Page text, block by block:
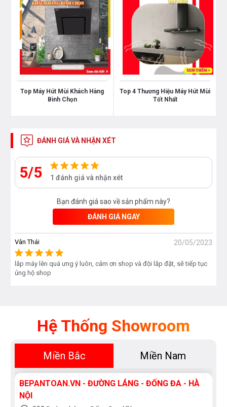
Chế độ hút khử mùi linh hoạt:
Bạn có thể lắp đặt song song và lựa chọn 1 trong 2
cách khử mùi đi kèm là hút khử trực tiếp qua ống xả φ
150 mm dẫn ra môi trường bên ngoài qua đường hoặc
lọc tuần hoàn bằng than hoạt tính.
Có thể nói, máy hút mùi ống khói Teka DS 90 với kiểu
dáng hiện đại, điều khiển nhanh nhạy, vừa có tính thẩm
mỹ cao. Sản phẩm có kích thước khá đa dạng là 700
và 900 mm nên phù hợp lắp đặt trong mọi gian bếp từ
0976665669 - 0912331335để có giá tốt nhất hoặc
được tư vấn tốt nhất từ các nhân viên bán hàng
của chúng tôi
Top Máy Hút Mùi Khách Hàng
Bình Chọn
Top 4 Thương Hiệu Máy Hút Mùi
Tốt Nhất
ĐÁNH GIÁ VÀ NHẬN XÉT
5/5 1 đánh giá và nhận xét
Bạn đánh giá sao về sản phẩm này?
ĐÁNH GIÁ NGAY
Vân Thái 20/05/2023
lắp máy lên quá ưng ý luôn, cảm ơn shop và đội lắp đặt, sẽ tiếp tục
ủng hộ shop
Hệ Thống Showroom
Miền Bắc Miền Nam
BEPANTOAN.VN - ĐƯỜNG LÁNG - ĐỐNG ĐA - HÀ
NỘI